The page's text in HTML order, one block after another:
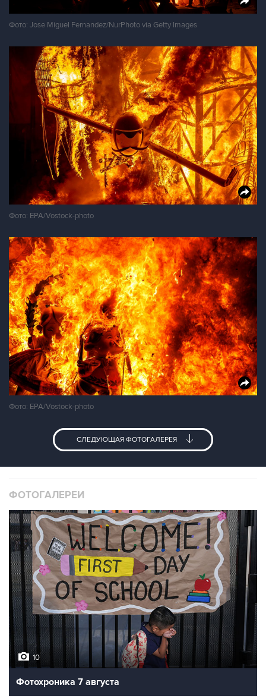
Фото: Jose Miguel Fernandez/NurPhoto via Getty Images
Фото: EPA/Vostock-photo
Фото: EPA/Vostock-photo
СЛЕДУЮЩАЯ ФОТОГАЛЕРЕЯ
ФОТОГАЛЕРЕИ
10
Фотохроника 7 августа